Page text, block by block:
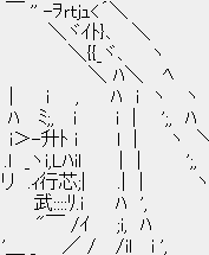
ｭ<´＼
ｲﾄ}､ ＼
ヾ､ ヽ
＼ ﾍ
ﾊ i ヽ ヽ
i i | ';, ﾊ
ﾄ i l | ヽ
i,Lﾊil | | ';,
芯;| .| | ヽ ';,
武::::ﾘ.i ﾊ ',
￣ /ｲ ;i, ﾊ V /
_ ／ / /il i